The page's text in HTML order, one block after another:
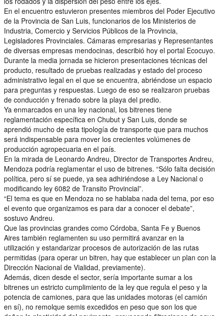
En el encuentro estuvieron presentes miembros del Poder Ejecutivo
de la Provincia de San Luis, funcionarios de los Ministerios de
Industria, Comercio y Servicios Públicos de la Provincia,
Legisladores Provinciales. Cámaras empresarias y Representantes
de diversas empresas mendocinas, describió hoy el portal Ecocuyo.
Durante la media jornada se hicieron presentaciones técnicas del
producto, resultado de pruebas realizadas y estado del proceso
administrativo legal en el que se encuentra, abriéndose un espacio
para preguntas y respuestas. Luego de eso se realizaron pruebas
de conducción y frenado sobre la playa del predio.
Ya enmarcados en una ley nacional, los bitrenes tiene
reglamentación específica en Chubut y San Luis, donde se
aprendió mucho de esta tipología de transporte que para muchos
será indispensable para mover los crecientes volúmenes de
producción agropecuaria en el país.
En la mirada de Leonardo Andreu, Director de Transportes Andreu,
Mendoza podría reglamentar el uso de bitrenes. “Sólo falta decisión
política, pero sí se puede, ya sea adhiriéndose a Ley Nacional o
modificando ley 6082 de Transito Provincial”.
“El tema es que en Mendoza no se hablaba nada del tema, por eso
el evento que organizamos es para dar a conocer el debate”,
sostuvo Andreu.
Que las provincias grandes como Córdoba, Santa Fe y Buenos
Aires también reglamenten su uso permitirá avanzar en la
utilización y estandarizar procesos de autorización de las rutas
permitidas (para operar un bitren, hay que establecer un plan con la
Dirección Nacional de Vialidad, previamente).
Además, dicen desde el sector, sería importante sumar a los
bitrenes un estricto cumplimiento de la ley que regula el peso y la
potencia de camiones, para que las unidades motoras (el camión
en sí), no remolque semis excedidos en peso que son los que